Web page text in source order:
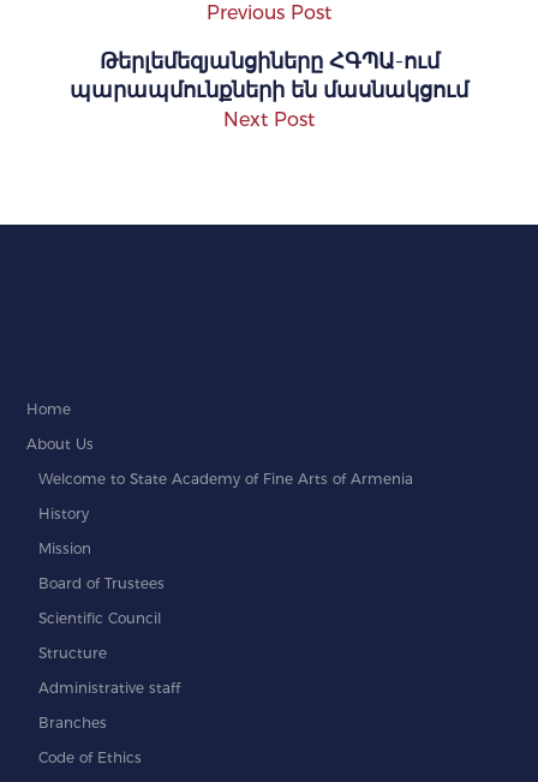
Previous Post
Թերլեմեզյանցիները ՀԳՊԱ-ում
պարապմունքների են մասնակցում
Next Post
Home
About Us
Welcome to State Academy of Fine Arts of Armenia
History
Mission
Board of Trustees
Scientific Council
Structure
Administrative staff
Branches
Code of Ethics